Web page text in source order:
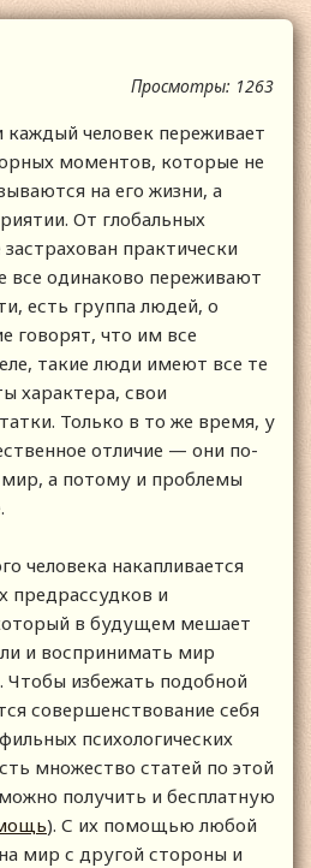
Просмотры: 1263
каждый человек переживает
моментов, которые не
на его жизни, а
От глобальных
практически
все одинаково переживают
есть группа людей, о
говорят, что им все
такие люди имеют все те
характера, свои
Только в то же время, у
отличие — они по-
а потому и проблемы
человека накапливается
предрассудков и
в будущем мешает
и воспринимать мир
Чтобы избежать подобной
совершенствование себя
психологических
множество статей по этой
получить и бесплатную
). С их помощью любой
мир с другой стороны и